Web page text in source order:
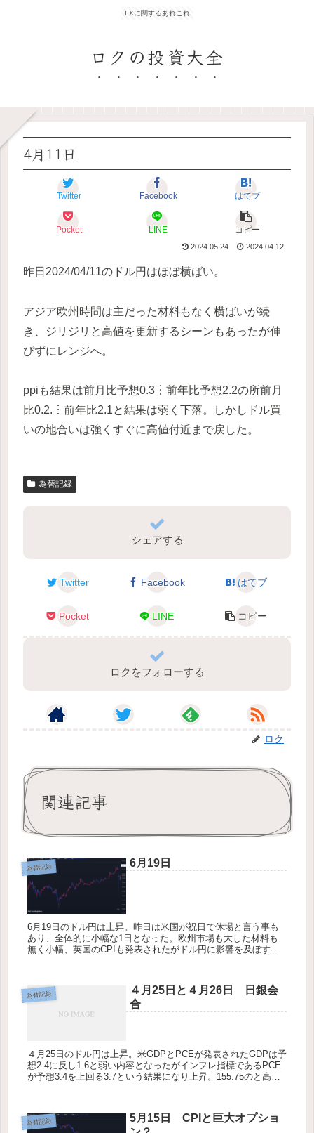
FXに関するあれこれ
ロクの投資大全
4月11日
Twitter Facebook はてブ
Pocket LINE コピー
2024.05.24 2024.04.12
昨日2024/04/11のドル円はほぼ横ばい。
アジア欧州時間は主だった材料もなく横ばいが続
き、ジリジリと高値を更新するシーンもあったが伸
びずにレンジへ。
ppiも結果は前月比予想0.3︙前年比予想2.2の所前月
比0.2.︙前年比2.1と結果は弱く下落。しかしドル買
いの地合いは強くすぐに高値付近まで戻した。
為替記録
シェアする
Twitter Facebook はてブ
Pocket LINE コピー
ロクをフォローする
ロク
関連記事
為替記録 6月19日
6月19日のドル円は上昇。昨日は米国が祝日で休場と言う事も
あり、全体的に小幅な1日となった。欧州市場も大した材料も
無く小幅、英国のCPIも発表されたがドル円に影響を及ぼすほ
為替記録
４月25日と４月26日 日銀会
合
４月25日のドル円は上昇。米GDPとPCEが発表されたGDPは予
想2.4に反し1.6と弱い内容となったがインフレ指標であるPCE
が予想3.4を上回る3.7という結果になり上昇。155.75のと高値
為替記録
5月15日 CPIと巨大オプショ